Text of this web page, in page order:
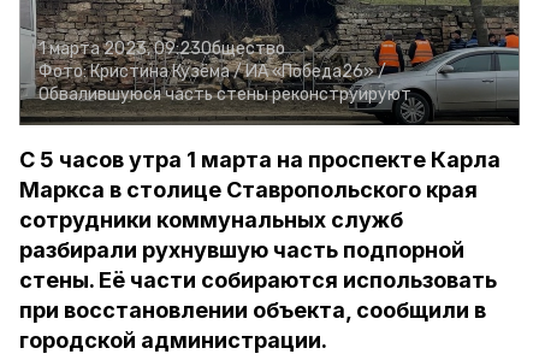
1 марта 2023, 09:23Общество
Фото:Кристина Кузёма /ИА «Победа26» /
Обвалившуюся часть стены реконструируют
С 5 часов утра 1 марта на проспекте Карла
Маркса в столице Ставропольского края
сотрудники коммунальных служб
разбирали рухнувшую часть подпорной
стены. Её части собираются использовать
при восстановлении объекта, сообщили в
городской администрации.